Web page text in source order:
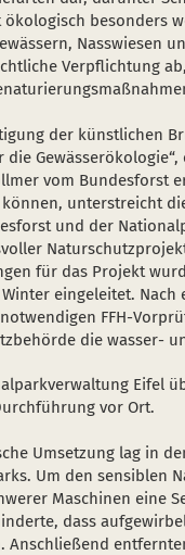
ökologisch besonders
Nasswiesen
Verpflichtung
der künstlichen
die
vom Bundesforst
unterstreicht
und der
für das Projekt
eingeleitet.
FFH-
die wasser-
Eifel
vor Ort.
Umsetzung lag in
Um den sensiblen
Maschinen eine
dass
Anschließend